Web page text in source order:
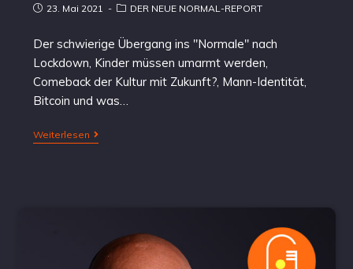
23. Mai 2021 DER NEUE NORMAL-REPORT
Der schwierige Übergang ins "Normale" nach
Lockdown, Kinder müssen umarmt werden,
Comeback der Kultur mit Zukunft?, Mann-Identität,
Bitcoin und was…
Weiterlesen